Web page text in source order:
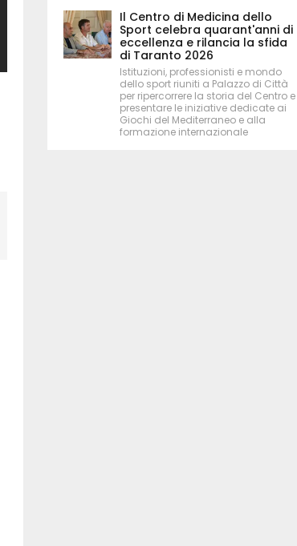
Il Centro di Medicina dello
Sport celebra quarant'anni di
eccellenza e rilancia la sfida
di Taranto 2026
Istituzioni, professionisti e mondo
dello sport riuniti a Palazzo di Città
per ripercorrere la storia del Centro e
presentare le iniziative dedicate ai
Giochi del Mediterraneo e alla
formazione internazionale